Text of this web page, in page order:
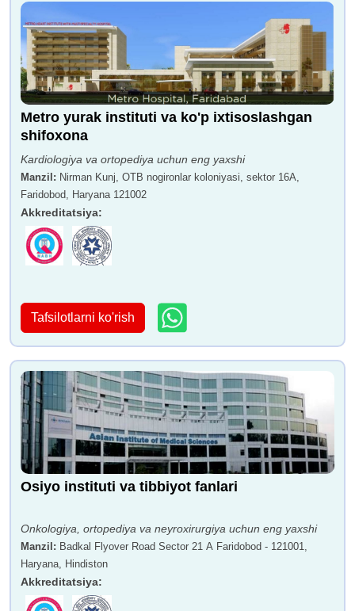
Metro yurak instituti va ko'p ixtisoslashgan
shifoxona
Kardiologiya va ortopediya uchun eng yaxshi
Manzil : Nirman Kunj, OTB nogironlar koloniyasi, sektor 16A,
Faridobod, Haryana 121002
Akkreditatsiya:
Tafsilotlarni ko'rish
Osiyo instituti va tibbiyot fanlari
Onkologiya, ortopediya va neyroxirurgiya uchun eng yaxshi
Manzil : Badkal Flyover Road Sector 21 A Faridobod - 121001,
Haryana, Hindiston
Akkreditatsiya: